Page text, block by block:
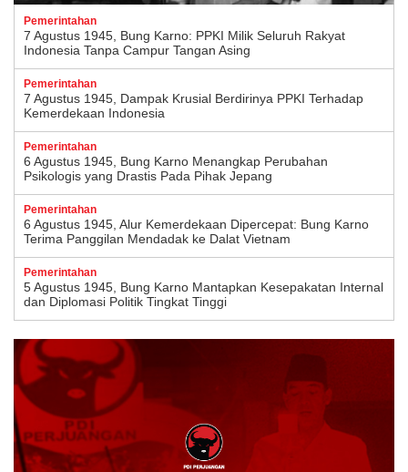
Pemerintahan
7 Agustus 1945, Bung Karno: PPKI Milik Seluruh Rakyat
Indonesia Tanpa Campur Tangan Asing
Pemerintahan
7 Agustus 1945, Dampak Krusial Berdirinya PPKI Terhadap
Kemerdekaan Indonesia
Pemerintahan
6 Agustus 1945, Bung Karno Menangkap Perubahan
Psikologis yang Drastis Pada Pihak Jepang
Pemerintahan
6 Agustus 1945, Alur Kemerdekaan Dipercepat: Bung Karno
Terima Panggilan Mendadak ke Dalat Vietnam
Pemerintahan
5 Agustus 1945, Bung Karno Mantapkan Kesepakatan Internal
dan Diplomasi Politik Tingkat Tinggi